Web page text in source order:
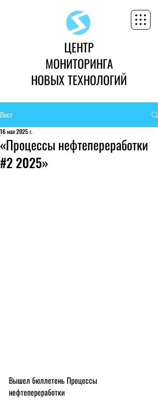
ЦЕНТР
МОНИТОРИНГА
НОВЫХ ТЕХНОЛОГИЙ
Пост
«Процессы нефтепереработки
#2 2025»
16 мая 2025 г.
Вышел бюллетень Процессы
нефтепереработки